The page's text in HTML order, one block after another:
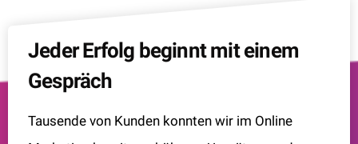
Jeder Erfolg beginnt mit einem
Gespräch
Tausende von Kunden konnten wir im Online